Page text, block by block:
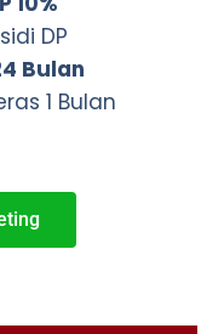
DP
Bulan
1 Bulan